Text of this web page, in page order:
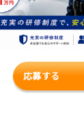
応募する